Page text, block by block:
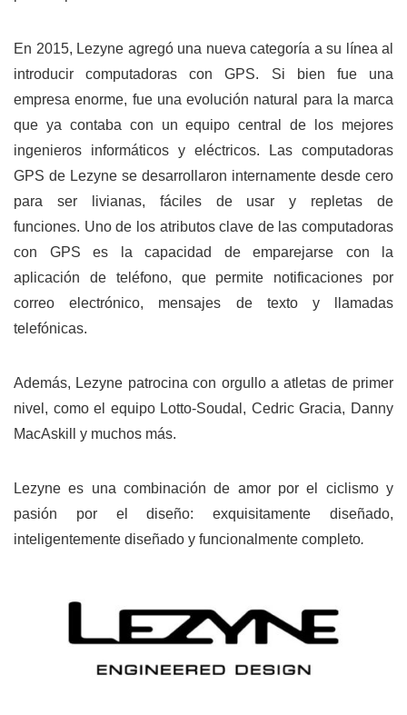
En 2015, Lezyne agregó una nueva categoría a su línea al
introducir computadoras con GPS. Si bien fue una
empresa enorme, fue una evolución natural para la marca
que ya contaba con un equipo central de los mejores
ingenieros informáticos y eléctricos. Las computadoras
GPS de Lezyne se desarrollaron internamente desde cero
para ser livianas, fáciles de usar y repletas de
funciones. Uno de los atributos clave de las computadoras
con GPS es la capacidad de emparejarse con la
aplicación de teléfono, que permite notificaciones por
correo electrónico, mensajes de texto y llamadas
telefónicas.
Además, Lezyne patrocina con orgullo a atletas de primer
nivel, como el equipo Lotto-Soudal, Cedric Gracia, Danny
MacAskill y muchos más.
Lezyne es una combinación de amor por el ciclismo y
pasión por el diseño: exquisitamente diseñado,
inteligentemente diseñado y funcionalmente completo.